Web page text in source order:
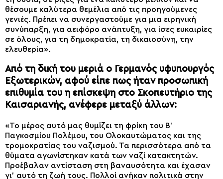
θέσουμε καλύτερα θεμέλια από τις προηγούμενες
γενιές. Πρέπει να συνεργαστούμε για μια ειρηνική
συνύπαρξη, για αειφόρο ανάπτυξη, για ίσες ευκαιρίες
σε όλους, για τη δημοκρατία, τη δικαιοσύνη, την
ελευθερία».
Από τη δική του μεριά ο Γερμανός υφυπουργός
Εξωτερικών, αφού είπε πως ήταν προσωπική
επιθυμία του η επίσκεψη στο Σκοπευτήριο της
Καισαριανής, ανέφερε μεταξύ άλλων:
«Το μέρος αυτό μας θυμίζει τη φρίκη του Β’
Παγκοσμίου Πολέμου, του Ολοκαυτώματος και της
τρομοκρατίας του ναζισμού. Τα περισσότερα από τα
θύματα αγωνίστηκαν κατά των ναζί κατακτητών.
Προέβαλαν αντίσταση στη βαναυσότητα και έχασαν
γι’ αυτό τη ζωή τους. Πολλοί ανήκαν πολιτικά στην